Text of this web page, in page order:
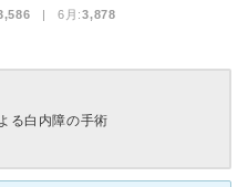
| 6月:3,878
る白内障の手術